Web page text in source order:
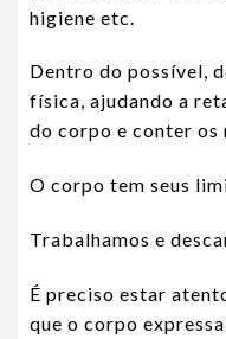
higiene etc.
Dentro do possível,
física, ajudando a
do corpo e conter os
O corpo tem seus
Trabalhamos e
É preciso estar
que o corpo